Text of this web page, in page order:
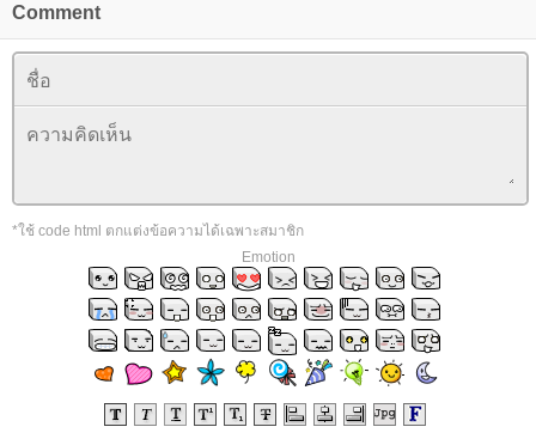
Comment
*ใช้ code html ตกแต่งข้อความได้เฉพาะสมาชิก
Emotion